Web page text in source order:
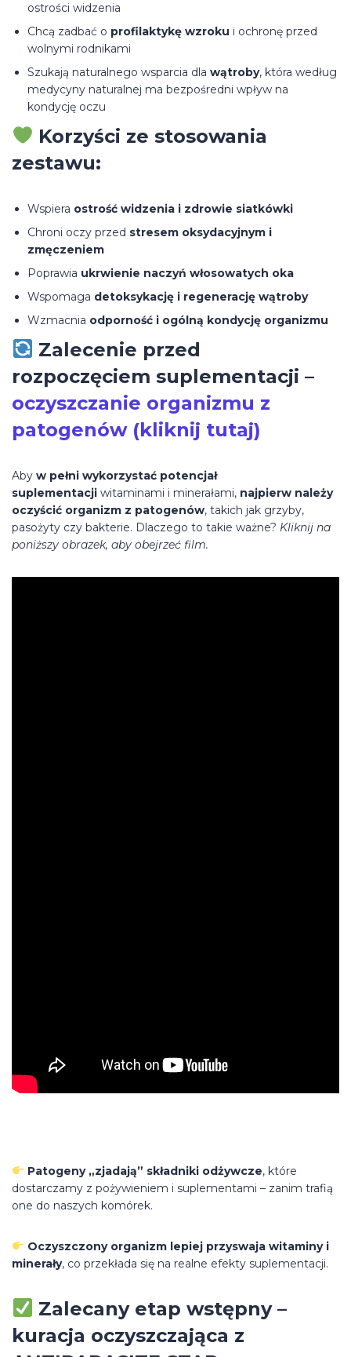
ostrości widzenia
Chcą zadbać o profilaktykę wzroku i ochronę przed
wolnymi rodnikami
Szukają naturalnego wsparcia dla wątroby, która według
medycyny naturalnej ma bezpośredni wpływ na
kondycję oczu
Korzyści ze stosowania
zestawu:
Wspiera ostrość widzenia i zdrowie siatkówki
Chroni oczy przed stresem oksydacyjnym i
zmęczeniem
Poprawia ukrwienie naczyń włosowatych oka
Wspomaga detoksykację i regenerację wątroby
Wzmacnia odporność i ogólną kondycję organizmu
Zalecenie przed
rozpoczęciem suplementacji –
oczyszczanie organizmu z
patogenów (kliknij tutaj)
Aby w pełni wykorzystać potencjał
suplementacji witaminami i minerałami, najpierw należy
oczyścić organizm z patogenów, takich jak grzyby,
pasożyty czy bakterie. Dlaczego to takie ważne? Kliknij na
poniższy obrazek, aby obejrzeć film.
Patogeny „zjadają” składniki odżywcze, które
dostarczamy z pożywieniem i suplementami – zanim trafią
one do naszych komórek.
Oczyszczony organizm lepiej przyswaja witaminy i
minerały, co przekłada się na realne efekty suplementacji.
Zalecany etap wstępny –
kuracja oczyszczająca z